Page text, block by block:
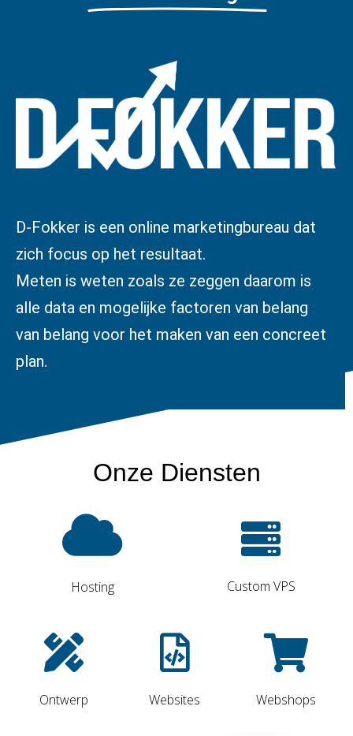
D-Fokker is een online marketingbureau dat
zich focus op het resultaat.
Meten is weten zoals ze zeggen daarom is
alle data en mogelijke factoren van belang
van belang voor het maken van een concreet
plan.
Onze Diensten
Hosting Custom VPS
Ontwerp Websites Webshops